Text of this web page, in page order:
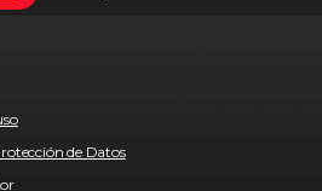
de Datos